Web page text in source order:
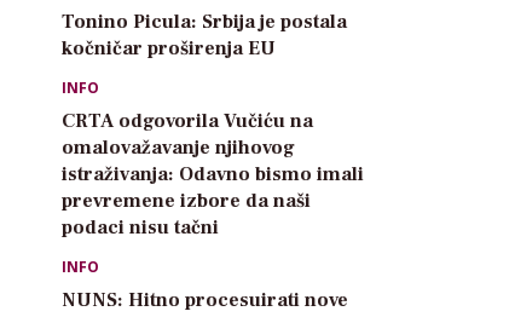
Tonino Picula: Srbija je postala
kočničar proširenja EU
INFO
CRTA odgovorila Vučiću na
omalovažavanje njihovog
istraživanja: Odavno bismo imali
prevremene izbore da naši
podaci nisu tačni
INFO
NUNS: Hitno procesuirati nove